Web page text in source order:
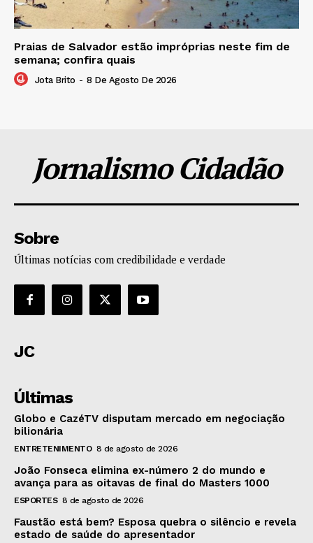
Praias de Salvador estão impróprias neste fim de
semana; confira quais
Jota Brito - 8 De Agosto De 2026
Jornalismo Cidadão
Sobre
Últimas notícias com credibilidade e verdade
JC
Últimas
Globo e CazéTV disputam mercado em negociação
bilionária
ENTRETENIMENTO 8 de agosto de 2026
João Fonseca elimina ex-número 2 do mundo e
avança para as oitavas de final do Masters 1000
ESPORTES 8 de agosto de 2026
Faustão está bem? Esposa quebra o silêncio e revela
estado de saúde do apresentador